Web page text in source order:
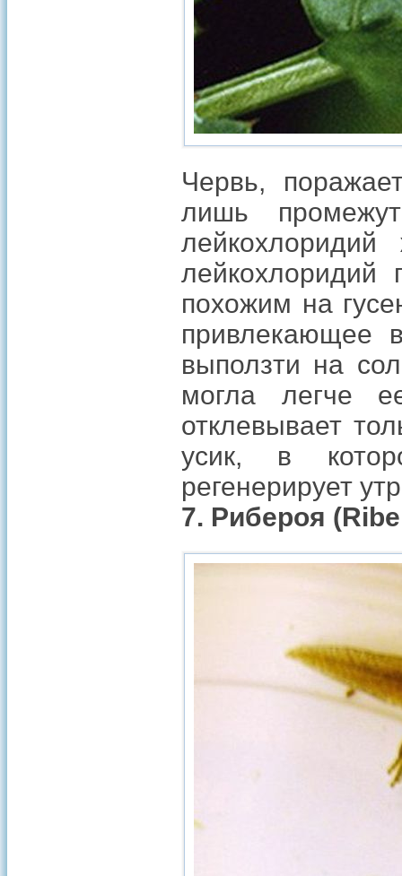
Червь,
лишь
лейкохлоридий
похожим на
привлекающее
выползти на
могла легче
отклевывает
усик, в
регенерирует
7. Рибероя